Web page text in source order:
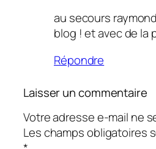
au secours
blog ! et avec de la
Répondre
Laisser un commentaire
Votre adresse e-mail ne
Les champs obligatoires